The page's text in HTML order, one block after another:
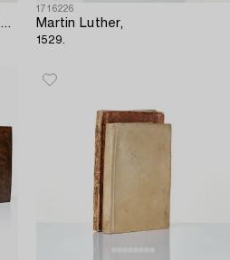
Påvarnas historia till och med Innocentius XI,
1716226
Martin Luther,
1529.